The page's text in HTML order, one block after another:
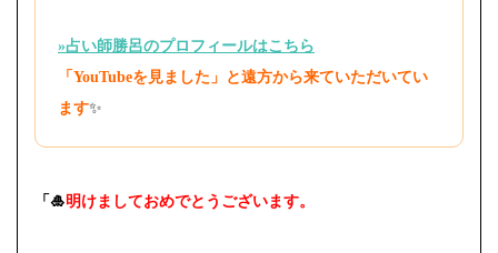
»占い師勝呂のプロフィールはこちら
「YouTubeを見ました」と遠方から来ていただいてい
ます✨
「🎍明けましておめでとうございます。